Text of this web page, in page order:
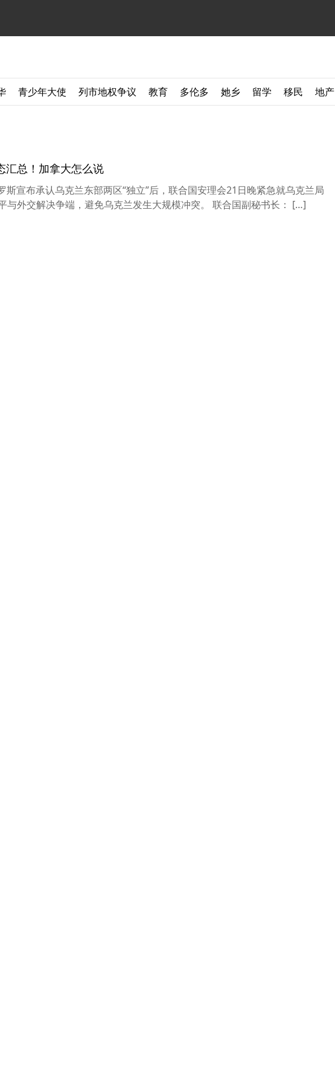
青少年大使 列市地权争议 教育 多伦多 她乡 留学 移民 地产
汇总！加拿大怎么说
宣布承认乌克兰东部两区“独立”后，联合国安理会21日晚紧急就乌克兰局
势召开会议。多国代表纷纷呼吁和平与外交解决争端，避免乌克兰发生大规模冲突。 联合国副秘书长： […]